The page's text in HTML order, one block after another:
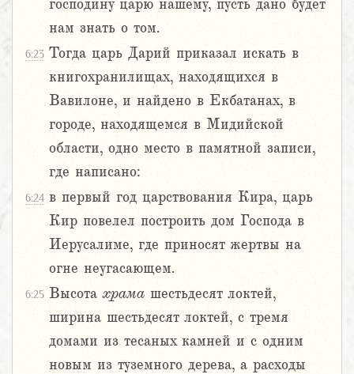
господину царю нашему, пусть дано будет
нам знать о том.
6:23 Тогда царь Дарий приказал искать в
книгохранилищах, находящихся в
Вавилоне, и найдено в Екбатанах, в
городе, находящемся в Мидийской
области, одно место в памятной записи,
где написано:
6:24 в первый год царствования Кира, царь
Кир повелел построить дом Господа в
Иерусалиме, где приносят жертвы на
огне неугасающем.
6:25 Высотахрама шестьдесят локтей,
ширина шестьдесят локтей, с тремя
домами из тесаных камней и с одним
новым из туземного дерева, а расходы